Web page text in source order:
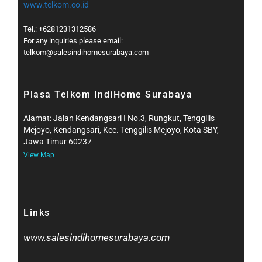
www.telkom.co.id
Tel.: +6281231312586
For any inquiries please email:
telkom@salesindihomesurabaya.com​
Plasa Telkom IndiHome Surabaya
Alamat: Jalan Kendangsari I No.3, Rungkut, Tenggilis
Mejoyo, Kendangsari, Kec. Tenggilis Mejoyo, Kota SBY,
Jawa Timur 60237
View Map
Links
www.salesindihomesurabaya.com​